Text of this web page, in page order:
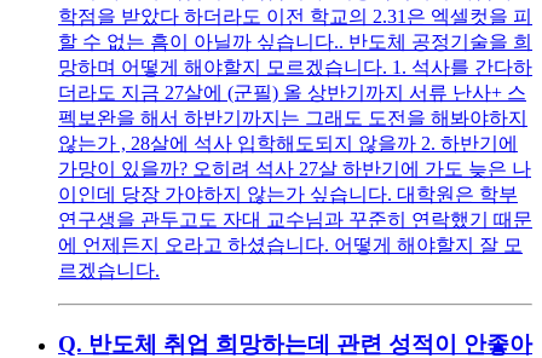
학점을 받았다 하더라도 이전 학교의 2.31은 엑셀컷을 피
할 수 없는 흠이 아닐까 싶습니다.. 반도체 공정기술을 희
망하며 어떻게 해야할지 모르겠습니다. 1. 석사를 간다하
더라도 지금 27살에 (군필) 올 상반기까지 서류 난사+ 스
펙보완을 해서 하반기까지는 그래도 도전을 해봐야하지
않는가 , 28살에 석사 입학해도되지 않을까 2. 하반기에
가망이 있을까? 오히려 석사 27살 하반기에 가도 늦은 나
이인데 당장 가야하지 않는가 싶습니다. 대학원은 학부
연구생을 관두고도 자대 교수님과 꾸준히 연락했기 때문
에 언제든지 오라고 하셨습니다. 어떻게 해야할지 잘 모
르겠습니다.
Q. 반도체 취업 희망하는데 관련 성적이 안좋아